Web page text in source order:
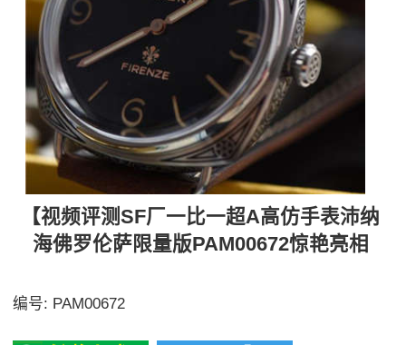
【视频评测SF厂一比一超A高仿手表沛纳
海佛罗伦萨限量版PAM00672惊艳亮相
编号: PAM00672